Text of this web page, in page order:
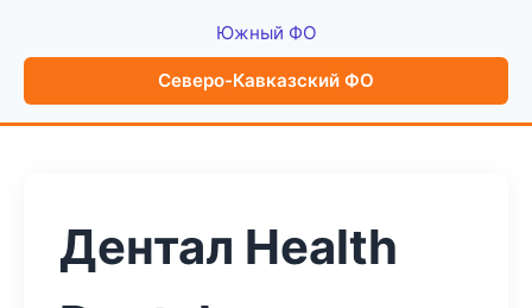
Южный ФО
Северо-Кавказский ФО
Дентал Health